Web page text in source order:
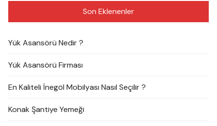
Son Eklenenler
Yük Asansörü Nedir ?
Yük Asansörü Firması
En Kaliteli İnegöl Mobilyası Nasıl Seçilir ?
Konak Şantiye Yemeği